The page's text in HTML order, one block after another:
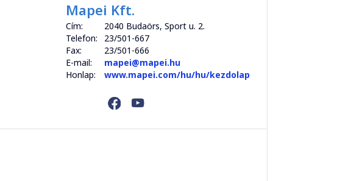
Mapei Kft.
Cím:
2040 Budaörs, Sport u. 2.
Telefon:
23/501-667
Fax:
23/501-666
E-mail:
mapei@mapei.hu
Honlap:
www.mapei.com/hu/hu/kezdolap